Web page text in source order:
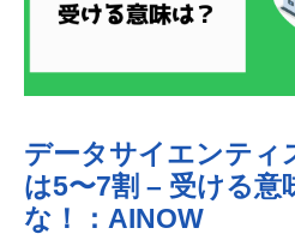
データサイエンティ
は5〜7割 – 受ける意
な！：AINOW